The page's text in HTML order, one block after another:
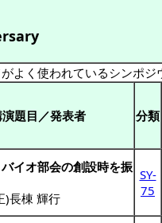
よく使われているシンポ
題目／発表者 分類
イオ部会の創設時を振
)長棟 輝行
SY-
75